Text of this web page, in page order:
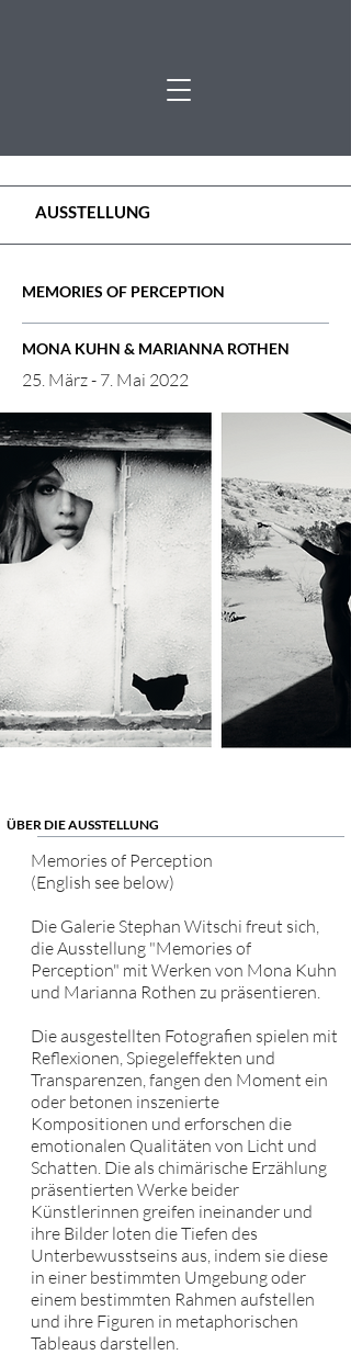
AUSSTELLUNG
MEMORIES OF PERCEPTION
MONA KUHN & MARIANNA ROTHEN
25. März - 7. Mai 2022
ÜBER DIE AUSSTELLUNG
Memories of Perception
(English see below)
Die Galerie Stephan Witschi freut sich,
die Ausstellung "Memories of
Perception" mit Werken von Mona Kuhn
und Marianna Rothen zu präsentieren.
Die ausgestellten Fotografien spielen mit
Reflexionen, Spiegeleffekten und
Transparenzen, fangen den Moment ein
oder betonen inszenierte
Kompositionen und erforschen die
emotionalen Qualitäten von Licht und
Schatten. Die als chimärische Erzählung
präsentierten Werke beider
Künstlerinnen greifen ineinander und
ihre Bilder loten die Tiefen des
Unterbewusstseins aus, indem sie diese
in einer bestimmten Umgebung oder
einem bestimmten Rahmen aufstellen
und ihre Figuren in metaphorischen
Tableaus darstellen.